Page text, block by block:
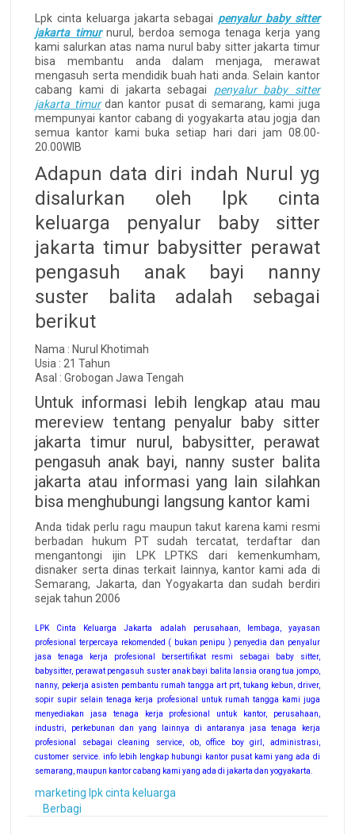
Lpk cinta keluarga jakarta sebagai penyalur baby sitter
jakarta timurnurul, berdoa semoga tenaga kerja yang
kami salurkan atas nama nurul baby sitter jakarta timur
bisa membantu anda dalam menjaga, merawat
mengasuh serta mendidik buah hati anda. Selain kantor
cabang kami di jakarta sebagai penyalur baby sitter
jakarta timurdan kantor pusat di semarang, kami juga
mempunyai kantor cabang di yogyakarta atau jogja dan
semua kantor kami buka setiap hari dari jam 08.00-
20.00WIB
Adapun data diri indah Nurul yg
disalurkan oleh lpk cinta
keluarga penyalur baby sitter
jakarta timur babysitter perawat
pengasuh anak bayi nanny
suster balita adalah sebagai
berikut
Nama : Nurul Khotimah
Usia : 21 Tahun
Asal : Grobogan Jawa Tengah
Untuk informasi lebih lengkap atau mau
mereview tentang penyalur baby sitter
jakarta timur nurul, babysitter, perawat
pengasuh anak bayi, nanny suster balita
jakarta atau informasi yang lain silahkan
bisa menghubungi langsung kantor kami
Anda tidak perlu ragu maupun takut karena kami resmi
berbadan hukum PT sudah tercatat, terdaftar dan
mengantongi ijin LPK LPTKS dari kemenkumham,
disnaker serta dinas terkait lainnya, kantor kami ada di
Semarang, Jakarta, dan Yogyakarta dan sudah berdiri
sejak tahun 2006
LPK Cinta Keluarga Jakarta adalah perusahaan, lembaga, yayasan
profesional terpercaya rekomended ( bukan penipu ) penyedia dan penyalur
jasa tenaga kerja profesional bersertifikat resmi sebagai baby sitter,
babysitter, perawat pengasuh suster anak bayi balita lansia orang tua jompo,
nanny, pekerja asisten pembantu rumah tangga art prt, tukang kebun, driver,
sopir supir selain tenaga kerja profesional untuk rumah tangga kami juga
menyediakan jasa tenaga kerja profesional untuk kantor, perusahaan,
industri, perkebunan dan yang lainnya di antaranya jasa tenaga kerja
profesional sebagai cleaning service, ob, office boy girl, administrasi,
customer service. info lebih lengkap hubungi kantor pusat kami yang ada di
semarang, maupun kantor cabang kami yang ada di jakarta dan yogyakarta.
marketing lpk cinta keluarga
Berbagi